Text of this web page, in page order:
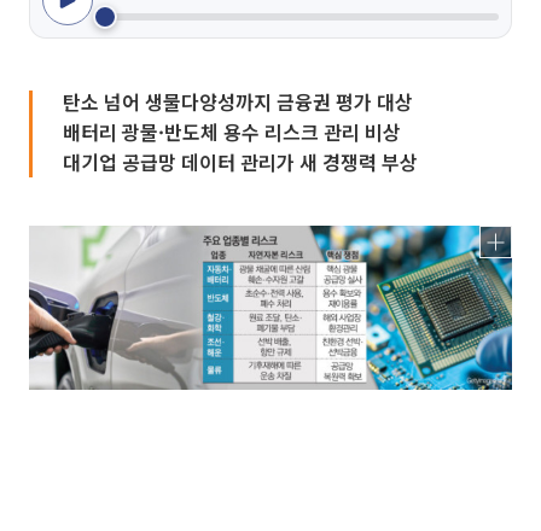
탄소 넘어 생물다양성까지 금융권 평가 대상
배터리 광물·반도체 용수 리스크 관리 비상
대기업 공급망 데이터 관리가 새 경쟁력 부상